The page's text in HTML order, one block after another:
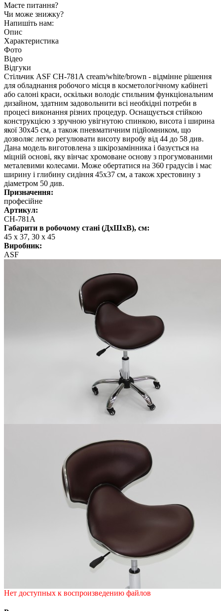
Маєте питання?
Чи може знижку?
Напишіть нам:
Опис
Характеристика
Фото
Відео
Відгуки
Стільчик ASF СН-781А cream/white/brown - відмінне рішення
для обладнання робочого місця в косметологічному кабінеті
або салоні краси, оскільки володіє стильним функціональним
дизайном, здатним задовольнити всі необхідні потреби в
процесі виконання різних процедур. Оснащується стійкою
конструкцією з зручною увігнутою спинкою, висота і ширина
якої 30х45 см, а також пневматичним підйомником, що
дозволяє легко регулювати висоту виробу від 44 до 58 див.
Дана модель виготовлена з шкірозамінника і базується на
міцній основі, яку вінчає хромоване основу з прогумованими
металевими колесами. Може обертатися на 360 градусів і має
ширину і глибину сидіння 45х37 см, а також хрестовину з
діаметром 50 див.
Призначення:
професійне
Артикул:
СН-781А
Габарити в робочому стані (ДхШхВ), см:
45 х 37, 30 х 45
Виробник:
ASF
Нет доступных к воспроизведению файлов